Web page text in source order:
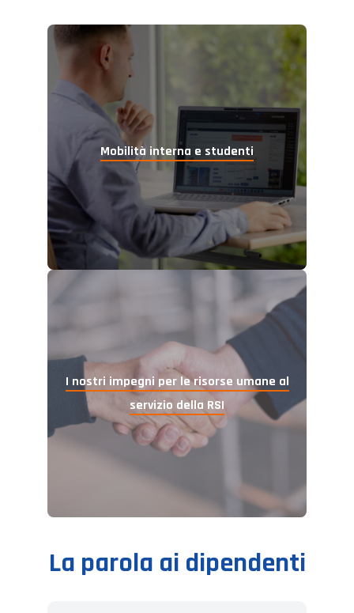
Mobilità interna e studenti
I nostri impegni per le risorse umane al
servizio della RSI
La parola ai dipendenti